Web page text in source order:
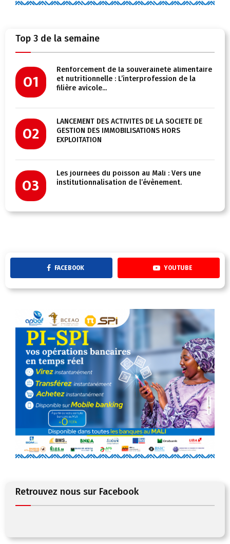
Top 3 de la semaine
01
Renforcement de la souveraineté alimentaire
et nutritionnelle : L’interprofession de la
filière avicole...
02
LANCEMENT DES ACTIVITÉS DE LA SOCIÉTÉ DE
GESTION DES IMMOBILISATIONS HORS
EXPLOITATION
03
Les journées du poisson au Mali : Vers une
institutionnalisation de l’évènement.
FACEBOOK YOUTUBE
Retrouvez nous sur Facebook